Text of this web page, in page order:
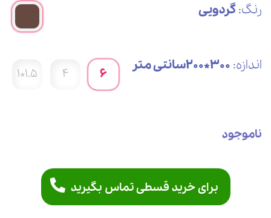
رنگ:گردویی
اندازه: 300*200سانتی متر 6
4
1.5*1
ناموجود
برای خرید قسطی تماس بگیرید